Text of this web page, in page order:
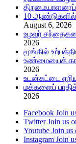
10
August 6, 2026
உழவர்
2026
மூங்கில்
உண்மையைக்
2026
உடன்கட்டை
மக்களைப்
2026
Facebook Join
Twitter Join us
Youtube Join us
Instagram Join